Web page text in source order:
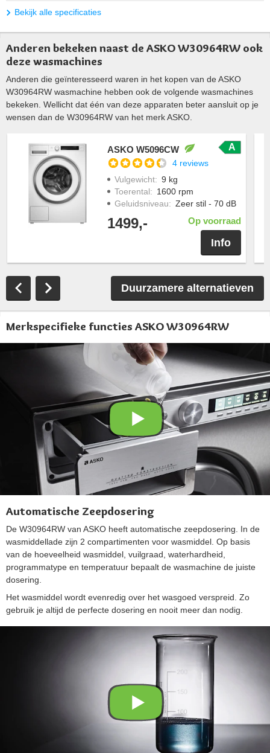
Bekijk alle specificaties
Anderen bekeken naast de ASKO W30964RW ook
deze wasmachines
Anderen die geïnteresseerd waren in het kopen van de ASKO
W30964RW wasmachine hebben ook de volgende wasmachines
bekeken. Wellicht dat één van deze apparaten beter aansluit op je
wensen dan de W30964RW van het merk ASKO.
ASKO W5096CW A
4 reviews
Vulgewicht: 9 kg
Toerental: 1600 rpm
Geluidsniveau: Zeer stil - 70 dB
1499,- Op voorraad
Info
Duurzamere alternatieven
Merkspecifieke functies ASKO W30964RW
Automatische Zeepdosering
De W30964RW van ASKO heeft automatische zeepdosering. In de
wasmiddellade zijn 2 compartimenten voor wasmiddel. Op basis
van de hoeveelheid wasmiddel, vuilgraad, waterhardheid,
programmatype en temperatuur bepaalt de wasmachine de juiste
dosering.
Het wasmiddel wordt evenredig over het wasgoed verspreid. Zo
gebruik je altijd de perfecte dosering en nooit meer dan nodig.